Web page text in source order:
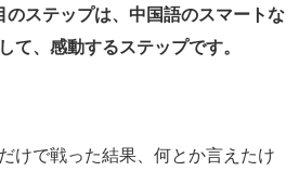
のステップは、中国語のスマートな
て、感動するステップです。
けで戦った結果、何とか言えたけ